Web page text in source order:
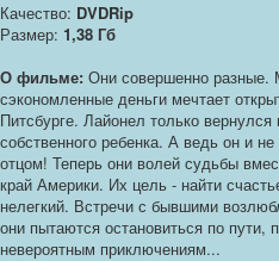
Качество: DVDRip
Размер: 1,38 Гб
О фильме: Они совершенно разные.
сэкономленные деньги мечтает
Питсбурге. Лайонел только
собственного ребенка. А ведь он и
отцом! Теперь они волей судьбы
край Америки. Их цель - найти
нелегкий. Встречи с бывшими
они пытаются остановиться по пути,
невероятным приключениям...